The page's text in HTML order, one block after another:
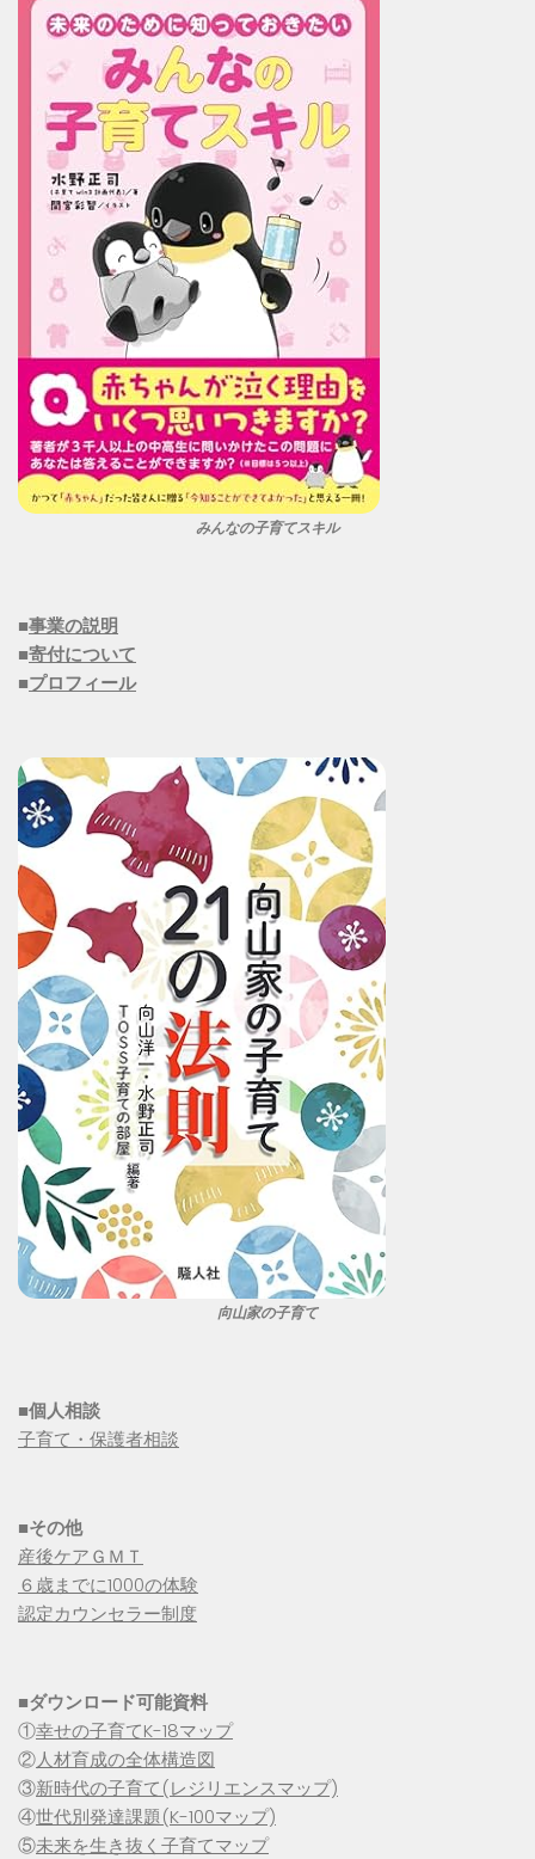
みんなの子育てスキル
■事業の説明
■寄付について
■プロフィール
向山家の子育て
■個人相談
子育て・保護者相談
■その他
産後ケアＧＭＴ
６歳までに1000の体験
認定カウンセラー制度
■ダウンロード可能資料
①幸せの子育てK-18マップ
②人材育成の全体構造図
③新時代の子育て(レジリエンスマップ)
④世代別発達課題(K-100マップ)
⑤未来を生き抜く子育てマップ